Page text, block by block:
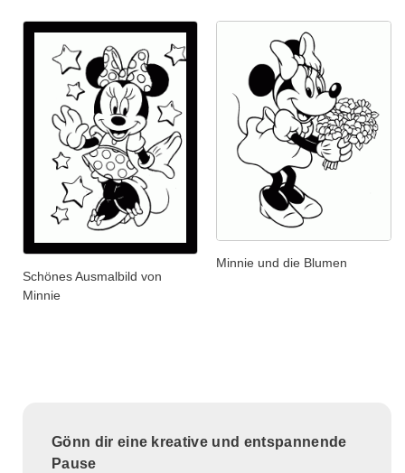
Schönes Ausmalbild von
Minnie
Minnie und die Blumen
Gönn dir eine kreative und entspannende
Pause